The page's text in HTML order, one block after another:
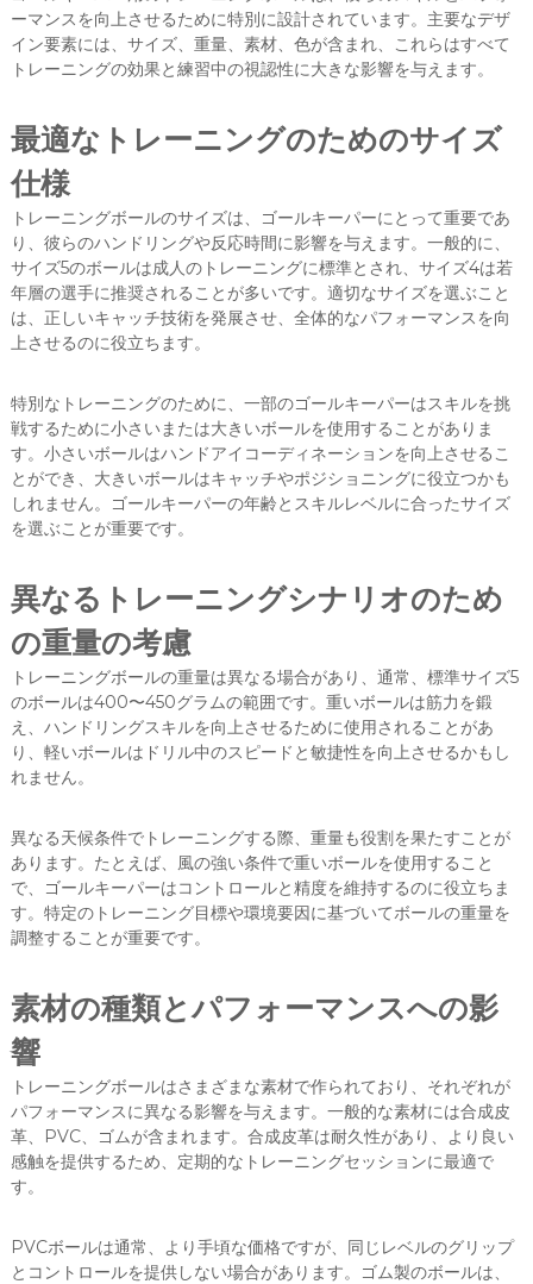
ーマンスを向上させるために特別に設計されています。主要なデザ
イン要素には、サイズ、重量、素材、色が含まれ、これらはすべて
トレーニングの効果と練習中の視認性に大きな影響を与えます。
最適なトレーニングのためのサイズ
仕様
トレーニングボールのサイズは、ゴールキーパーにとって重要であ
り、彼らのハンドリングや反応時間に影響を与えます。一般的に、
サイズ5のボールは成人のトレーニングに標準とされ、サイズ4は若
年層の選手に推奨されることが多いです。適切なサイズを選ぶこと
は、正しいキャッチ技術を発展させ、全体的なパフォーマンスを向
上させるのに役立ちます。
特別なトレーニングのために、一部のゴールキーパーはスキルを挑
戦するために小さいまたは大きいボールを使用することがありま
す。小さいボールはハンドアイコーディネーションを向上させるこ
とができ、大きいボールはキャッチやポジショニングに役立つかも
しれません。ゴールキーパーの年齢とスキルレベルに合ったサイズ
を選ぶことが重要です。
異なるトレーニングシナリオのため
の重量の考慮
トレーニングボールの重量は異なる場合があり、通常、標準サイズ5
のボールは400〜450グラムの範囲です。重いボールは筋力を鍛
え、ハンドリングスキルを向上させるために使用されることがあ
り、軽いボールはドリル中のスピードと敏捷性を向上させるかもし
れません。
異なる天候条件でトレーニングする際、重量も役割を果たすことが
あります。たとえば、風の強い条件で重いボールを使用すること
で、ゴールキーパーはコントロールと精度を維持するのに役立ちま
す。特定のトレーニング目標や環境要因に基づいてボールの重量を
調整することが重要です。
素材の種類とパフォーマンスへの影
響
トレーニングボールはさまざまな素材で作られており、それぞれが
パフォーマンスに異なる影響を与えます。一般的な素材には合成皮
革、PVC、ゴムが含まれます。合成皮革は耐久性があり、より良い
感触を提供するため、定期的なトレーニングセッションに最適で
す。
PVCボールは通常、より手頃な価格ですが、同じレベルのグリップ
とコントロールを提供しない場合があります。ゴム製のボールは、